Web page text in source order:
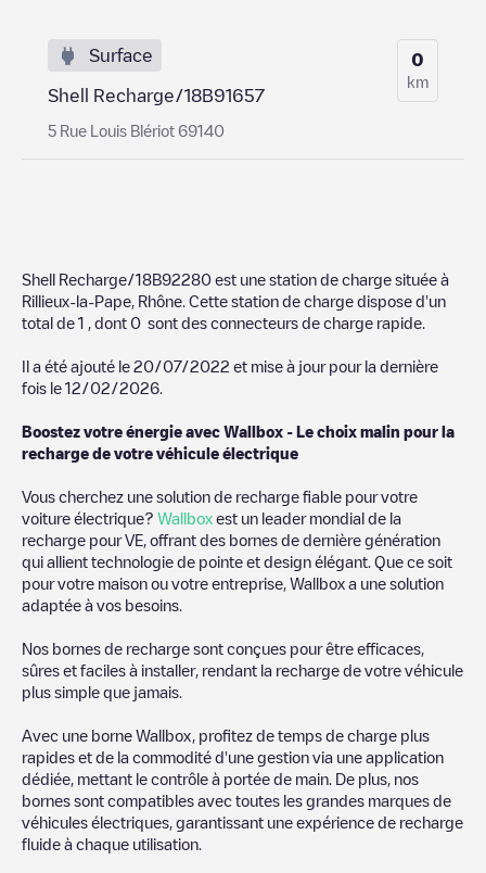
Surface
Shell Recharge/18B91657
5 Rue Louis Blériot 69140
0
km
Shell Recharge/18B92280 est une station de charge située à
Rillieux-la-Pape Rhône . Cette station de charge dispose d'un
total de 1 , dont 0 sont des connecteurs de charge rapide.
Il a été ajouté le 20/07/2022 et mise à jour pour la dernière
fois le 12/02/2026
Boostez votre énergie avec Wallbox - Le choix malin pour la
recharge de votre véhicule électrique
Vous cherchez une solution de recharge fiable pour votre
voiture électrique? Wallbox est un leader mondial de la
recharge pour VE, offrant des bornes de dernière génération
qui allient technologie de pointe et design élégant. Que ce soit
pour votre maison ou votre entreprise, Wallbox a une solution
adaptée à vos besoins.
Nos bornes de recharge sont conçues pour être efficaces,
sûres et faciles à installer, rendant la recharge de votre véhicule
plus simple que jamais.
Avec une borne Wallbox, profitez de temps de charge plus
rapides et de la commodité d'une gestion via une application
dédiée, mettant le contrôle à portée de main. De plus, nos
bornes sont compatibles avec toutes les grandes marques de
véhicules électriques, garantissant une expérience de recharge
fluide à chaque utilisation.